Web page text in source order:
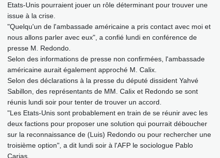
Etats-Unis pourraient jouer un rôle déterminant pour trouver une
issue à la crise.
"Quelqu'un de l'ambassade américaine a pris contact avec moi et
nous allons parler avec eux", a confié lundi en conférence de
presse M. Redondo.
Selon des informations de presse non confirmées, l'ambassade
américaine aurait également approché M. Calix.
Selon des déclarations à la presse du député dissident Yahvé
Sabillon, des représentants de MM. Calix et Redondo se sont
réunis lundi soir pour tenter de trouver un accord.
"Les Etats-Unis sont probablement en train de se réunir avec les
deux factions pour proposer une solution qui pourrait déboucher
sur la reconnaissance de (Luis) Redondo ou pour rechercher une
troisième option", a dit lundi soir à l'AFP le sociologue Pablo
Carias.